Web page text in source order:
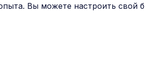
Вы можете настроить свой